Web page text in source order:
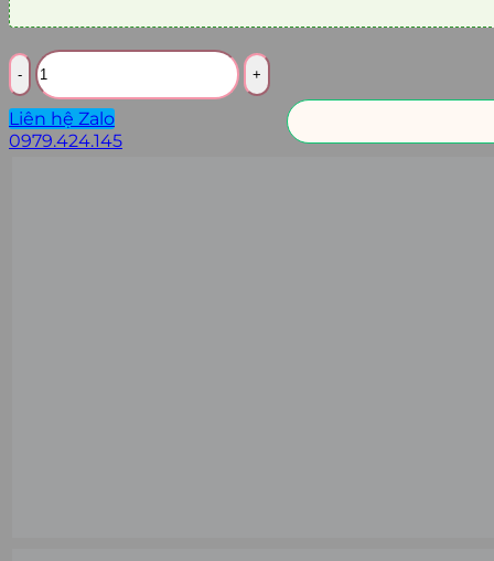
Số
lượng
Liên hệ Zalo
0979.424.145